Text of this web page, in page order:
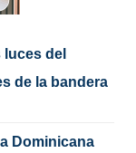
del
de la bandera
Dominicana